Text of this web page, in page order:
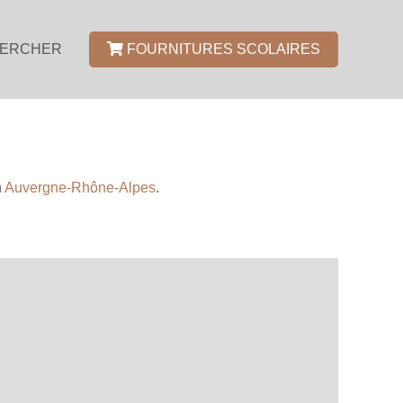
FOURNITURES SCOLAIRES
Auvergne-Rhône-Alpes.